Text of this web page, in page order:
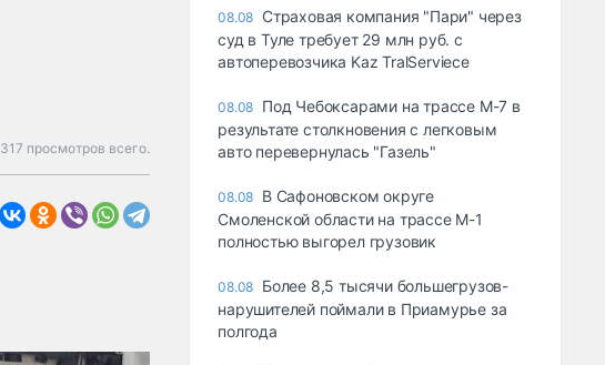
317 просмотров всего.
08.08 Страховая компания "Пари" через
суд в Туле требует 29 млн руб. с
автоперевозчика Kaz TralServiece
08.08 Под Чебоксарами на трассе М-7 в
результате столкновения с легковым
авто перевернулась "Газель"
08.08 В Сафоновском округе
Смоленской области на трассе М-1
полностью выгорел грузовик
08.08 Более 8,5 тысячи большегрузов-
нарушителей поймали в Приамурье за
полгода